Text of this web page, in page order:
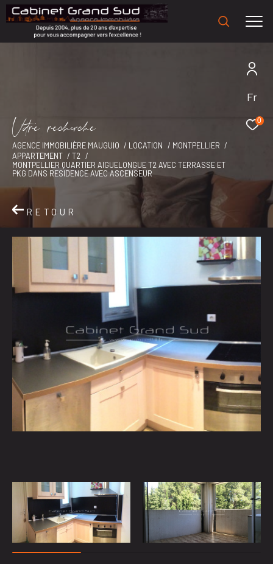
Fr
0
Vore recece
AGENCE IMMOBILIÈRE MAUGUIO LOCATION
MONTPELLIER
APPARTEMENT
T2
MONTPELLIER QUARTIER AIGUELONGUE T2 AVEC TERRASSE ET
PKG DANS RESIDENCE AVEC ASCENSEUR
RETOUR